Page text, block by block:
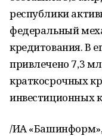
республики
федеральный
кредитования. В
привлечено 7,3
краткосрочных
инвестиционных
/ИА «Башинформ»,